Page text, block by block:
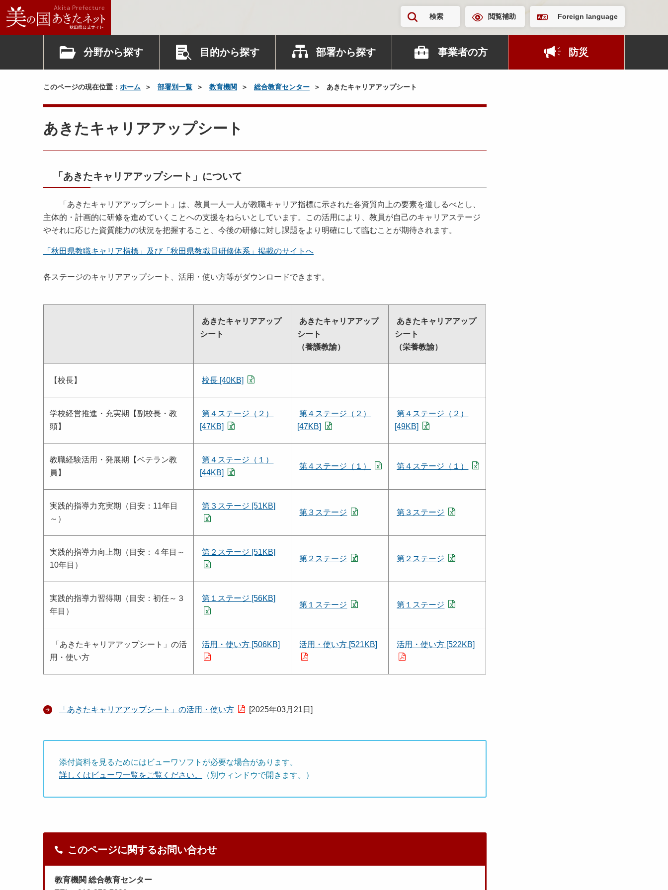
検索 閲覧補助 Foreign language
分野から探す 目的から探す 部署から探す 事業者の方 防災
このページの現在位置： ホーム 部署別一覧 教育機関 総合教育センター あきたキャリアアップシート
あきたキャリアアップシート
「あきたキャリアアップシート」について
「あきたキャリアアップシート」は、教員一人一人が教職キャリア指標に示された各資質向上の要素を道しるべとし、
主体的・計画的に研修を進めていくことへの支援をねらいとしています。この活用により、教員が自己のキャリアステージ
やそれに応じた資質能力の状況を把握すること、今後の研修に対し課題をより明確にして臨むことが期待されます。
「秋田県教職キャリア指標」及び「秋田県教職員研修体系」掲載のサイトへ
各ステージのキャリアアップシート、活用・使い方等がダウンロードできます。
あきたキャリアアップ
シート
あきたキャリアアップ
シート
（養護教諭）
あきたキャリアアップ
シート
（栄養教諭）
【校長】 校長 [40KB]
学校経営推進・充実期【副校長・教
頭】
第４ステージ（２）
[47KB]
第４ステージ（２）
[47KB]
第４ステージ（２）
[49KB]
教職経験活用・発展期【ベテラン教
員】
第４ステージ（１）
[44KB]
第４ステージ（１） 第４ステージ（１）
実践的指導力充実期（目安：11年目
～）
第３ステージ [51KB]
第３ステージ 第３ステージ
実践的指導力向上期（目安：４年目～
10年目）
第２ステージ [51KB]
第２ステージ 第２ステージ
実践的指導力習得期（目安：初任～３
年目）
第１ステージ [56KB]
第１ステージ 第１ステージ
「あきたキャリアアップシート」の活
用・使い方
活用・使い方 [506KB] 活用・使い方 [521KB] 活用・使い方 [522KB]
「あきたキャリアアップシート」の活用・使い方 [2025年03月21日 ]
添付資料を見るためにはビューワソフトが必要な場合があります。
詳しくはビューワ一覧をご覧ください。
（別ウィンドウで開きます。）
このページに関するお問い合わせ
教育機関 総合教育センター